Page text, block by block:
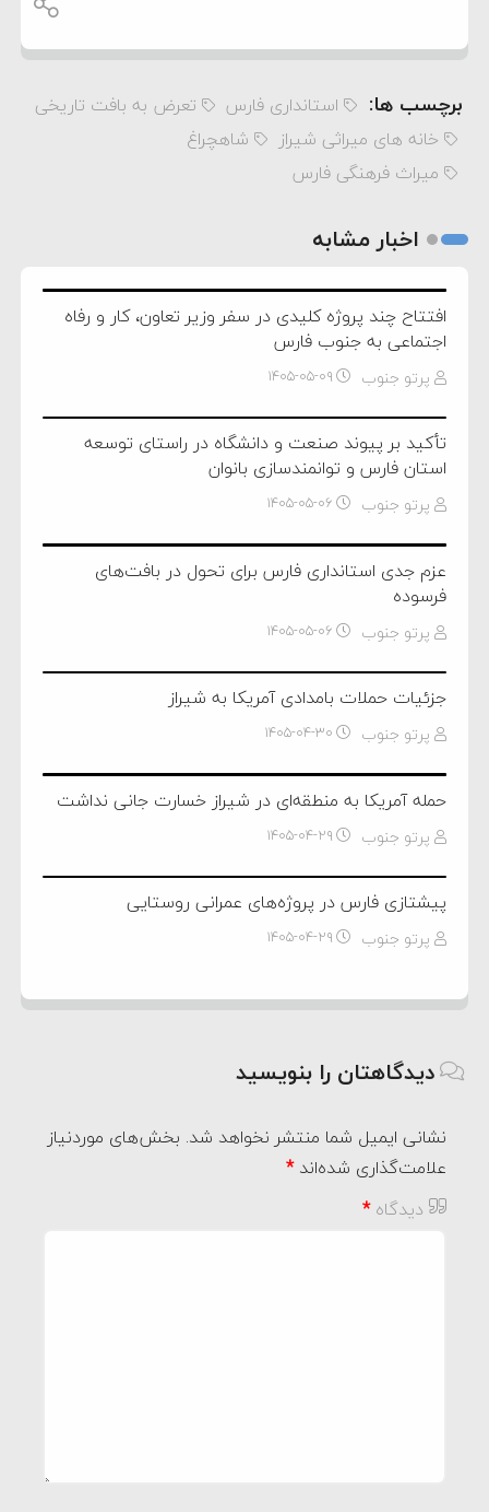
برچسب ها: استانداری فارس
تعرض به بافت تاریخی
خانه های میراثی شیراز
شاهچراغ
میراث فرهنگی فارس
اخبار مشابه
افتتاح چند پروژه کلیدی در سفر وزیر تعاون، کار و رفاه
اجتماعی به جنوب فارس
پرتو جنوب ۱۴۰۵-۰۵-۰۹
تأکید بر پیوند صنعت و دانشگاه در راستای توسعه
استان فارس و توانمندسازی بانوان
پرتو جنوب ۱۴۰۵-۰۵-۰۶
عزم جدی استانداری فارس برای تحول در بافت‌های
فرسوده
پرتو جنوب ۱۴۰۵-۰۵-۰۶
جزئیات حملات بامدادی آمریکا به شیراز
پرتو جنوب ۱۴۰۵-۰۴-۳۰
حمله آمریکا به منطقه‌ای در شیراز خسارت جانی نداشت
پرتو جنوب ۱۴۰۵-۰۴-۲۹
پیشتازی فارس در پروژه‌های عمرانی روستایی
پرتو جنوب ۱۴۰۵-۰۴-۲۹
دیدگاهتان را بنویسید
نشانی ایمیل شما منتشر نخواهد شد. بخش‌های موردنیاز
علامت‌گذاری شده‌اند*
دیدگاه*